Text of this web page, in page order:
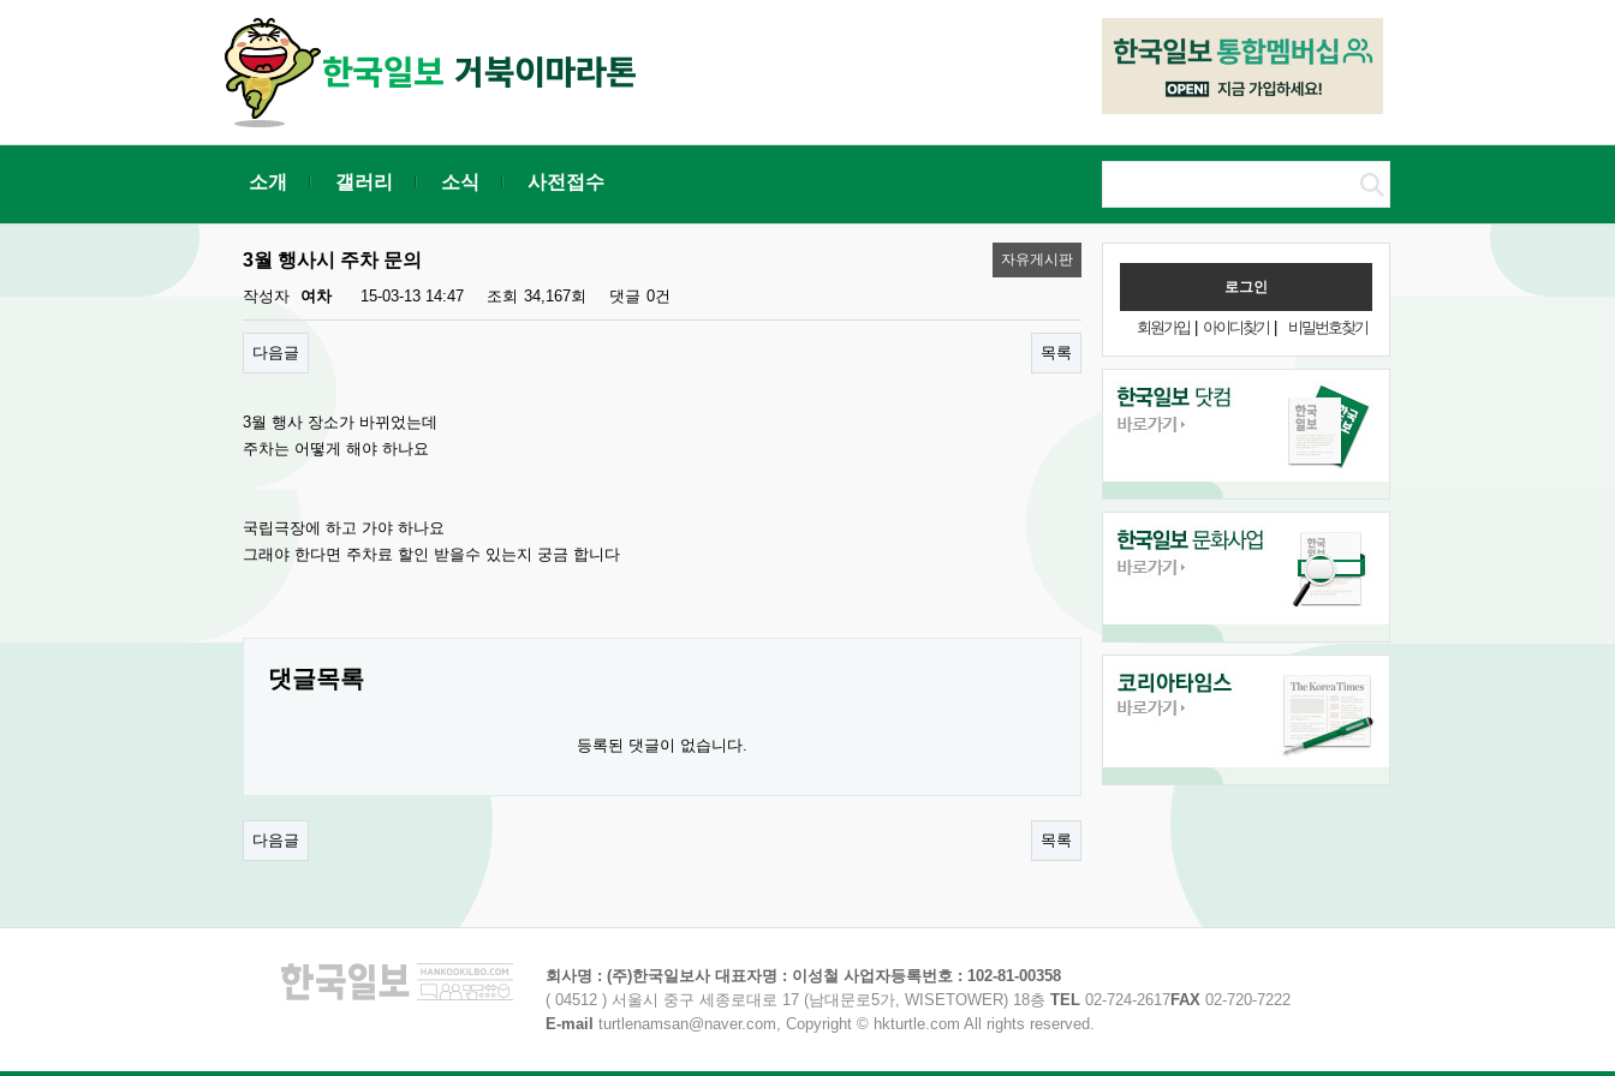
소개 갤러리 소식 사전접수
회원가입| 아이디찾기 비밀번호찾기
자유게시판
3월 행사시 주차 문의
작성자 여차 15-03-13 14:47 조회 34,167회 댓글 0건
다음글 목록
3월 행사 장소가 바뀌었는데
주차는 어떻게 해야 하나요
국립극장에 하고 가야 하나요
그래야 한다면 주차료 할인 받을수 있는지 궁금 합니다
댓글목록
등록된 댓글이 없습니다.
다음글 목록
회사명 : (주)한국일보사 대표자명 : 이성철 사업자등록번호 : 102-81-00358
( 04512 ) 서울시 중구 세종로대로 17 (남대문로5가, WISETOWER) 18층 TEL 02-724-2617FAX 02-720-7222
E-mail turtlenamsan@naver.com, Copyright © hkturtle.com All rights reserved.